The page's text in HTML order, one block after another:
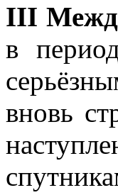
III
в
вновь